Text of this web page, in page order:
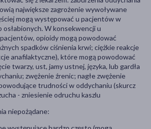
największe zagrożenie wywoływane
mogą występować u pacjentów w
osłabionych. W konsekwencji u
opioidy mogą powodować
spadków ciśnienia krwi; ciężkie reakcje
anafilaktyczne), które mogą powodować
twarzy, ust, jamy ustnej, języka, lub gardła
zwężenie źrenic; nagłe zwężenie
trudności w oddychaniu (skurcz
- zniesienie odruchu kaszlu
niepożądane: